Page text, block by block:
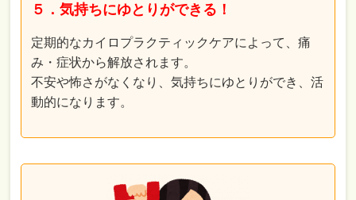
５．気持ちにゆとりができる！
定期的なカイロプラクティックケアによって、痛
み・症状から解放されます。
不安や怖さがなくなり、気持ちにゆとりができ、活
動的になります。